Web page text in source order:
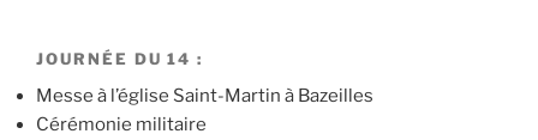
JOURNÉE DU 14 :
Messe à l’église Saint-Martin à Bazeilles
Cérémonie militaire